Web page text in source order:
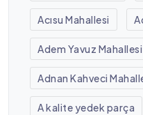
Acısu Mahallesi
Adem Yavuz Mahallesi
Adnan Kahveci
A kalite yedek parça